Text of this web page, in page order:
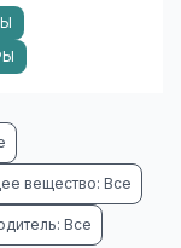
вещество: Все
Все